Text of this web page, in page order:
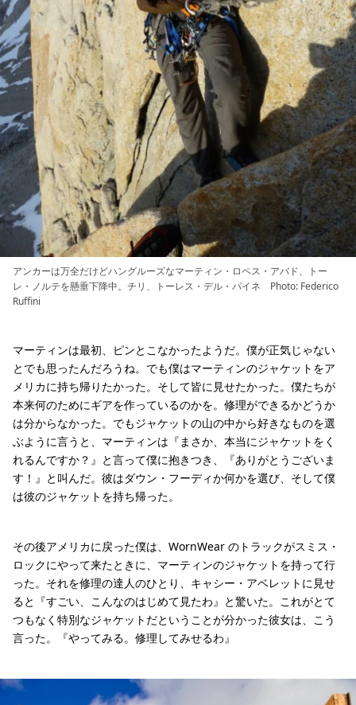
アンカーは万全だけどハングルーズなマーティン・ロペス・アバド、トー
レ・ノルテを懸垂下降中。チリ、トーレス・デル・パイネ Photo: Federico
Ruffini
マーティンは最初、ピンとこなかったようだ。僕が正気じゃない
とでも思ったんだろうね。でも僕はマーティンのジャケットをア
メリカに持ち帰りたかった。そして皆に見せたかった。僕たちが
本来何のためにギアを作っているのかを。修理ができるかどうか
は分からなかった。でもジャケットの山の中から好きなものを選
ぶように言うと、マーティンは『まさか、本当にジャケットをく
れるんですか？』と言って僕に抱きつき、『ありがとうございま
す！』と叫んだ。彼はダウン・フーディか何かを選び、そして僕
は彼のジャケットを持ち帰った。
その後アメリカに戻った僕は、WornWear のトラックがスミス・
ロックにやって来たときに、マーティンのジャケットを持って行
った。それを修理の達人のひとり、キャシー・アベレットに見せ
ると『すごい、こんなのはじめて見たわ』と驚いた。これがとて
つもなく特別なジャケットだということが分かった彼女は、こう
言った。『やってみる。修理してみせるわ』